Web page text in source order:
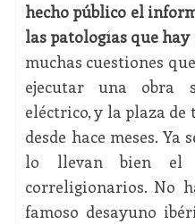
hecho público el
las patologías que hay
muchas cuestiones
ejecutar una obra
eléctrico, y la plaza
desde hace meses. Ya
lo llevan bien el
correligionarios. No
famoso desayuno